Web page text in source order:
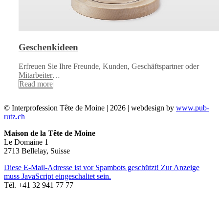
Geschenkideen
Erfreuen Sie Ihre Freunde, Kunden, Geschäftspartner oder
Mitarbeiter…
Read more
© Interprofession Tête de Moine | 2026 | webdesign by www.pub-
rutz.ch
Maison de la Tête de Moine
Le Domaine 1
2713 Bellelay, Suisse
Diese E-Mail-Adresse ist vor Spambots geschützt! Zur Anzeige
muss JavaScript eingeschaltet sein.
Tél. +41 32 941 77 77